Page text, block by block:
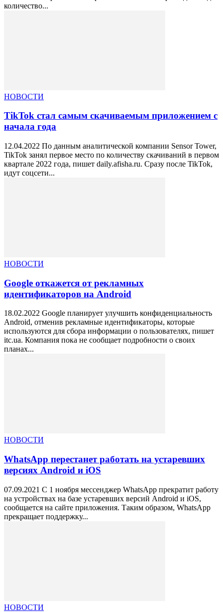
количество...
НОВОСТИ
TikTok стал самым скачиваемым приложением с
начала года
12.04.2022 По данным аналитической компании Sensor Tower,
TikTok занял первое место по количеству скачиваний в первом
квартале 2022 года, пишет daily.afisha.ru. Сразу после TikTok,
идут соцсети...
НОВОСТИ
Google откажется от рекламных
идентификаторов на Android
18.02.2022 Google планирует улучшить конфиденциальность
Android, отменив рекламные идентификаторы, которые
используются для сбора информации о пользователях, пишет
itc.ua. Компания пока не сообщает подробности о своих
планах...
НОВОСТИ
WhatsApp перестанет работать на устаревших
версиях Android и iOS
07.09.2021 С 1 ноября мессенджер WhatsApp прекратит работу
на устройствах на базе устаревших версий Android и iOS,
сообщается на сайте приложения. Таким образом, WhatsApp
прекращает поддержку...
НОВОСТИ